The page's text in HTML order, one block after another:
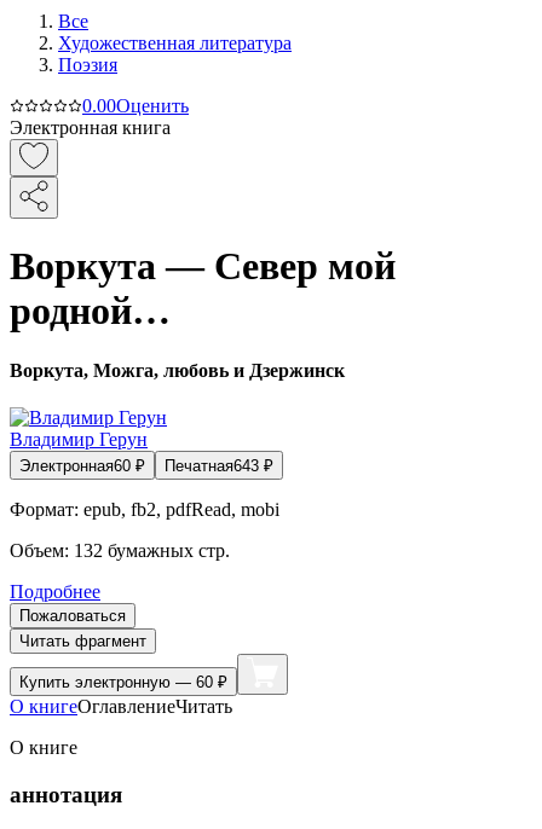
Все
Художественная литература
Поэзия
0.00Оценить
Электронная книга
Воркута — Север мой
родной…
Воркута, Можга, любовь и Дзержинск
Владимир Герун
Электронная60 ₽ Печатная643 ₽
Формат: epub, fb2, pdfRead, mobi
Объем: 132 бумажных стр.
Подробнее
Пожаловаться
Читать фрагмент
Купить электронную — 60 ₽
О книгеОглавлениеЧитать
О книге
аннотация